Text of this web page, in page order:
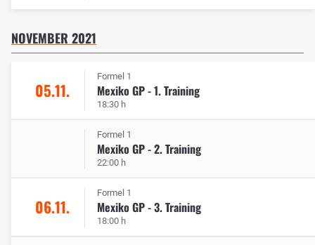
NOVEMBER 2021
05.11.
Formel 1
Mexiko GP - 1. Training
18:30 h
Formel 1
Mexiko GP - 2. Training
22:00 h
06.11.
Formel 1
Mexiko GP - 3. Training
18:00 h